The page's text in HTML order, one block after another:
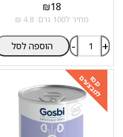
₪18
מחיר ל100 גרם: 4.8 ₪
- + הוספה לסל
כנסו
למבצעים